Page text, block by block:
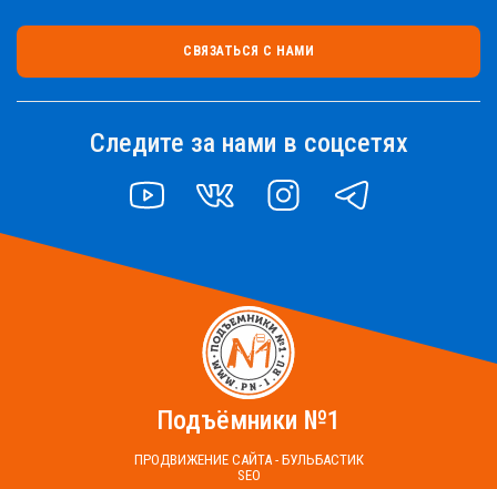
СВЯЗАТЬСЯ С НАМИ
Следите за нами в соцсетях
YOUTUBE VK INSTAGRAMTELEGRAM
Подъёмники №1
ПРОДВИЖЕНИЕ САЙТА - БУЛЬБАСТИК
SEO